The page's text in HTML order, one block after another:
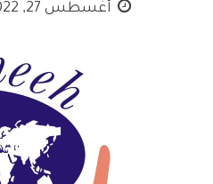
أغسطس 27, 2022